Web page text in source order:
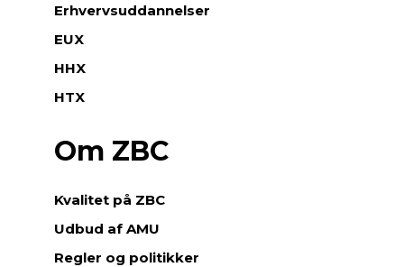
Erhvervsuddannelser
EUX
HHX
HTX
Om ZBC
Kvalitet på ZBC
Udbud af AMU
Regler og politikker